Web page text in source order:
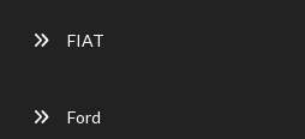
FIAT
Ford